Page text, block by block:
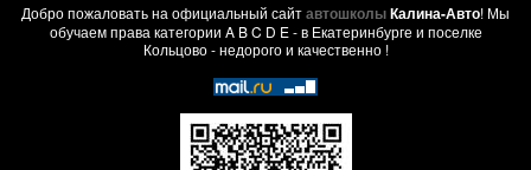
Добро пожаловать на официальный сайтавтошколыКалина-Авто! Мы
обучаем права категории A B C D E - в Екатеринбурге и поселке
Кольцово - недорого и качественно !